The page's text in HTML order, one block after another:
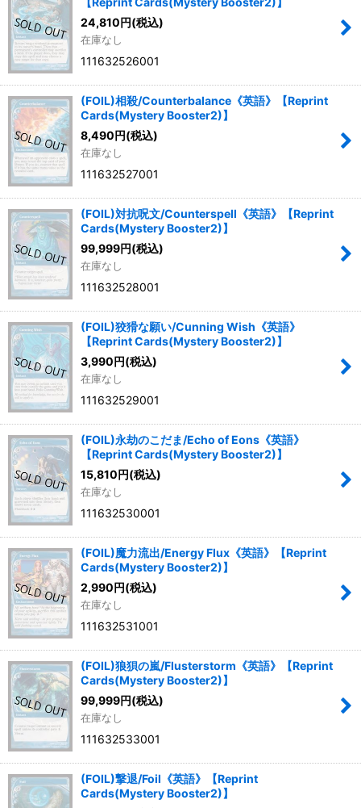
24,810円(税込)
在庫なし
111632526001
(FOIL)相殺/Counterbalance《英語》【Reprint
Cards(Mystery Booster2)】
8,490円(税込)
在庫なし
111632527001
(FOIL)対抗呪文/Counterspell《英語》【Reprint
Cards(Mystery Booster2)】
99,999円(税込)
在庫なし
111632528001
(FOIL)狡猾な願い/Cunning Wish《英語》
【Reprint Cards(Mystery Booster2)】
3,990円(税込)
在庫なし
111632529001
(FOIL)永劫のこだま/Echo of Eons《英語》
【Reprint Cards(Mystery Booster2)】
15,810円(税込)
在庫なし
111632530001
(FOIL)魔力流出/Energy Flux《英語》【Reprint
Cards(Mystery Booster2)】
2,990円(税込)
在庫なし
111632531001
(FOIL)狼狽の嵐/Flusterstorm《英語》【Reprint
Cards(Mystery Booster2)】
99,999円(税込)
在庫なし
111632533001
(FOIL)撃退/Foil《英語》【Reprint
Cards(Mystery Booster2)】